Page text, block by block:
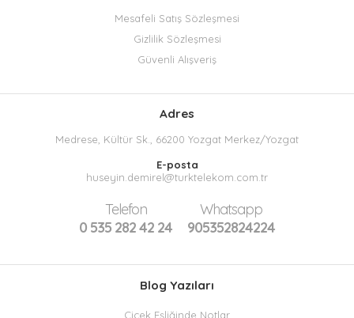
Mesafeli Satış Sözleşmesi
Gizlilik Sözleşmesi
Güvenli Alışveriş
Adres
Medrese, Kültür Sk., 66200 Yozgat Merkez/Yozgat
E-posta
huseyin.demirel@turktelekom.com.tr
Telefon
0 535 282 42 24
Whatsapp
905352824224
Blog Yazıları
Çiçek Eşliğinde Notlar